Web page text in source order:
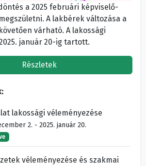
a 2025 februári képviselő-
A lakbérek változása a
várható. A lakossági
január 20-ig tartott.
Részletek
lakossági véleményezése
2. - 2025. január 20.
véleményezése és szakmai